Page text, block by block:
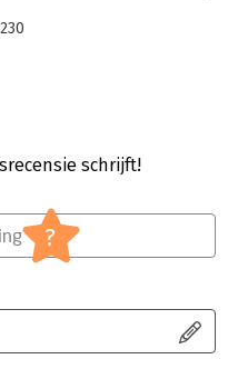
en techniek
schrijft!
?